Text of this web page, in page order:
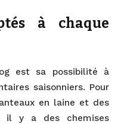
à chaque
est sa possibilité à
saisonniers. Pour
en laine et des
il y a des chemises